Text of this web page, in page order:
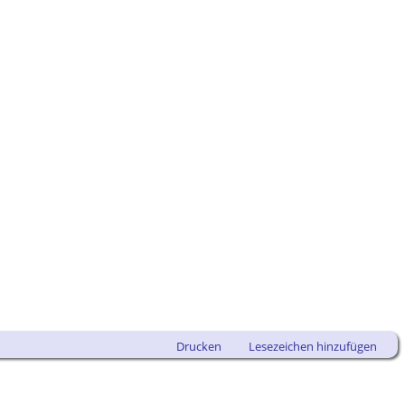
Drucken Lesezeichen hinzufügen